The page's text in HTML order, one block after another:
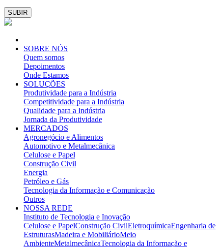
SUBIR
SOBRE NÓS
Quem somos
Depoimentos
Onde Estamos
SOLUÇÕES
Produtividade para a Indústria
Competitividade para a Indústria
Qualidade para a Indústria
Jornada da Produtividade
MERCADOS
Agronegócio e Alimentos
Automotivo e Metalmecânica
Celulose e Papel
Construção Civil
Energia
Petróleo e Gás
Tecnologia da Informação e Comunicação
Outros
NOSSA REDE
Instituto de Tecnologia e Inovação
Celulose e PapelConstrução CivilEletroquímicaEngenharia de
EstruturasMadeira e MobiliárioMeio
AmbienteMetalmecânicaTecnologia da Informação e